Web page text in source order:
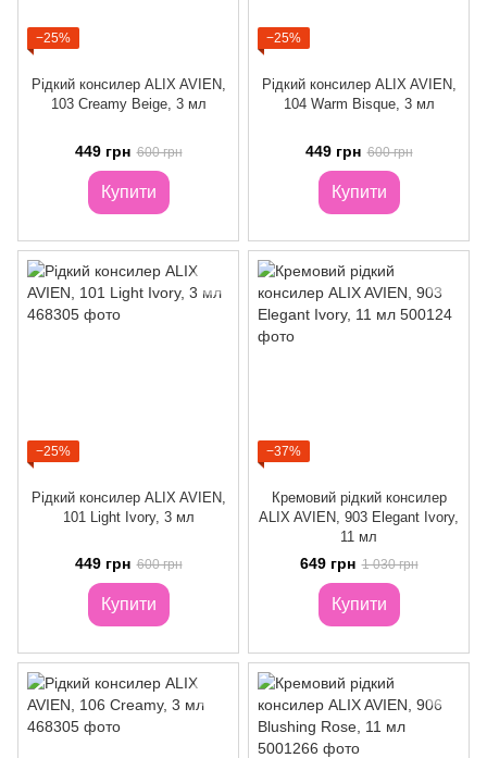
−25%
Рідкий консилер ALIX AVIEN,
103 Creamy Beige, 3 мл
449 грн 600 грн
Купити
−25%
Рідкий консилер ALIX AVIEN,
104 Warm Bisque, 3 мл
449 грн 600 грн
Купити
−25%
Рідкий консилер ALIX AVIEN,
101 Light Ivory, 3 мл
449 грн 600 грн
Купити
−37%
Кремовий рідкий консилер
ALIX AVIEN, 903 Elegant Ivory,
11 мл
649 грн 1 030 грн
Купити